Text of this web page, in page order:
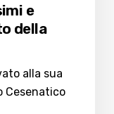
e
della
alla sua
Cesenatico